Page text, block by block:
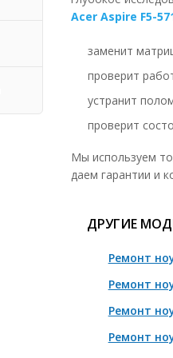
Замена кулера
Замена термо
Замена
Замена топ
Замена
Ремонт платы
Змена платы
Замена
Замена
Acer Aspire F5-
заменит
проверит
устранит
проверит
Мы используем
даем гарантии и
ДРУГИЕ
Ремонт
Ремонт
Ремонт
Ремонт